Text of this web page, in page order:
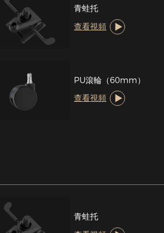
青蛙托
查看視頻
PU滾輪（60mm）
查看視頻
青蛙托